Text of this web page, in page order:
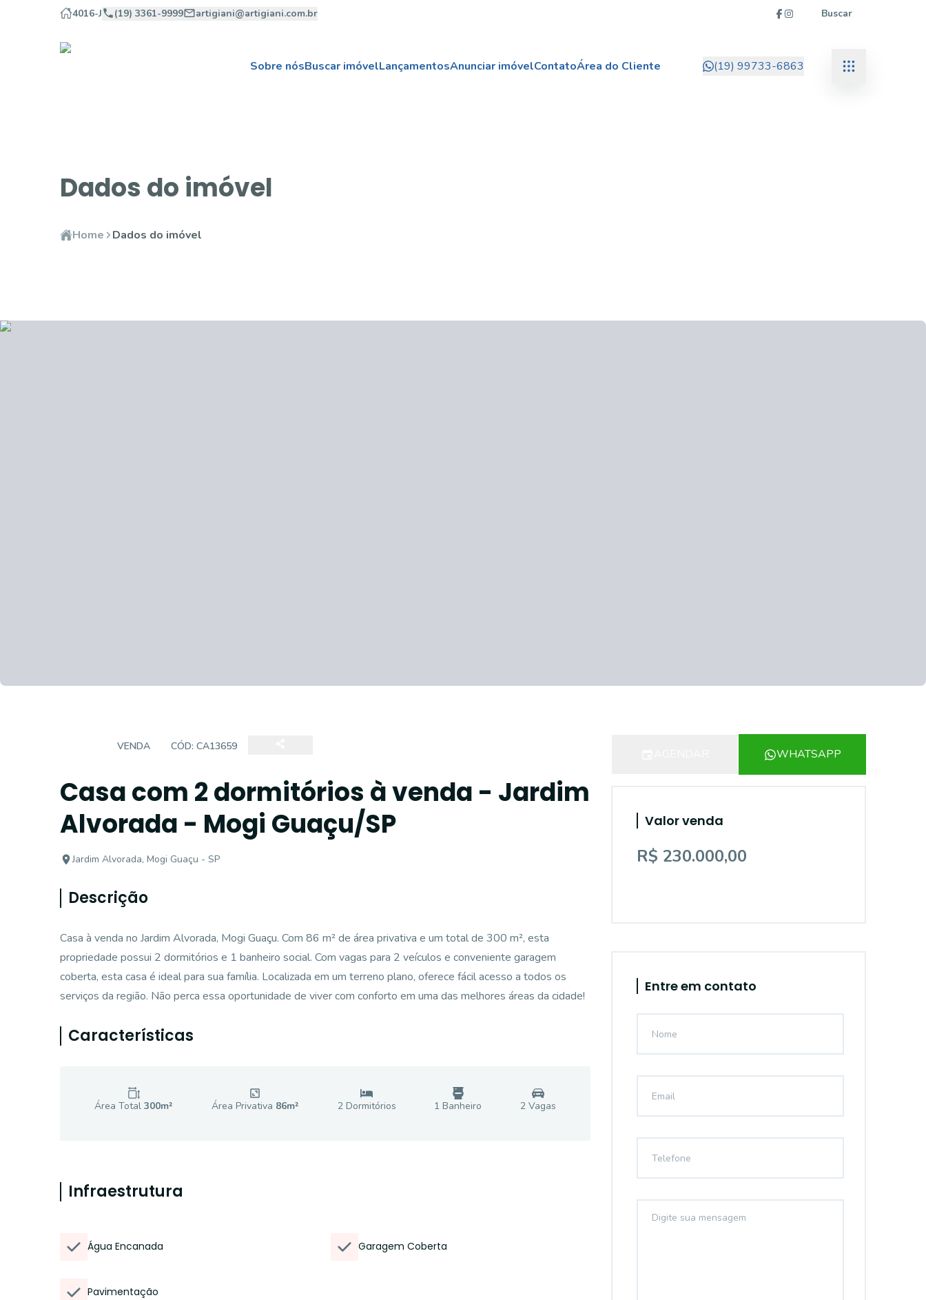
4016-J (19) 3361-9999 artigiani@artigiani.com.br Buscar
Sobre nósBuscar imóvelLançamentosAnunciar imóvelContatoÁrea do Cliente (19) 99733-6863
Dados do imóvel
Home Dados do imóvel
VENDA CÓD: CA13659
Casa com 2 dormitórios à venda - Jardim
Alvorada - Mogi Guaçu/SP
Jardim Alvorada, Mogi Guaçu - SP
Descrição
Casa à venda no Jardim Alvorada, Mogi Guaçu. Com 86 m² de área privativa e um total de 300 m², esta
propriedade possui 2 dormitórios e 1 banheiro social. Com vagas para 2 veículos e conveniente garagem
coberta, esta casa é ideal para sua família. Localizada em um terreno plano, oferece fácil acesso a todos os
serviços da região. Não perca essa oportunidade de viver com conforto em uma das melhores áreas da cidade!
Características
Área Total 300m² Área Privativa 86m² 2Dormitórios 1 Banheiro 2 Vagas
Infraestrutura
Água Encanada Garagem Coberta
Pavimentação
WHATSAPP
Valor venda
R$ 230.000,00
Entre em contato